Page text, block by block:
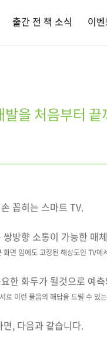
출간 전 책 소식 이
을 처음부터
꼽히는 스마트 TV.
방향 소통이 가능한 매
화면 임에도 고정된 해상도인 TV
한 화두가 될것으로 예
로 이런 물음의 해답을 드릴 수 있는
, 다음과 같습니다.